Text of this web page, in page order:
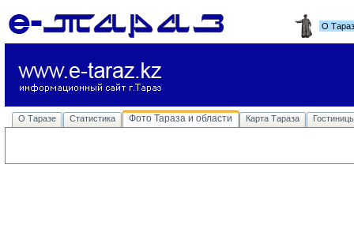
О
О Таразе Статистика Фото Тараза и области Карта Тараза